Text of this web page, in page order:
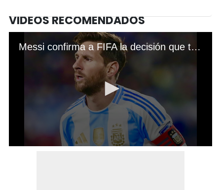
VIDEOS RECOMENDADOS
Messi confirma a FIFA la decisión que tomó en la Eliminatoria de Conmebol